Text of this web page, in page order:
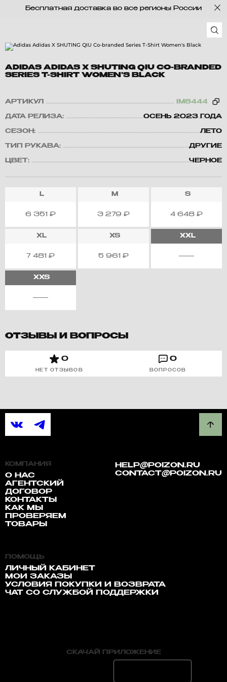
Бесплатная доставка во все регионы России
ADIDAS ADIDAS X SHUTING QIU CO-BRANDED
SERIES T-SHIRT WOMEN'S BLACK
АРТИКУЛ IM8444
ДАТА РЕЛИЗА: ОСЕНЬ 2023 ГОДА
СЕЗОН: ЛЕТО
ТИП РУКАВА: ДРУГИЕ
ЦВЕТ: ЧЕРНОЕ
L
6 351 ₽
M
3 279 ₽
S
4 648 ₽
XL
7 481 ₽
XS
5 961 ₽
XXL
XXS
ОТЗЫВЫ И ВОПРОСЫ
0
НЕТ ОТЗЫВОВ
0
ВОПРОСОВ
КОМПАНИЯ
О НАС
АГЕНТСКИЙ
ДОГОВОР
КОНТАКТЫ
КАК МЫ
ПРОВЕРЯЕМ
ТОВАРЫ
HELP@POIZON.RU
CONTACT@POIZON.RU
ПОМОЩЬ
ЛИЧНЫЙ КАБИНЕТ
МОИ ЗАКАЗЫ
УСЛОВИЯ ПОКУПКИ И ВОЗВРАТА
ЧАТ СО СЛУЖБОЙ ПОДДЕРЖКИ
СКАЧАЙ ПРИЛОЖЕНИЕ